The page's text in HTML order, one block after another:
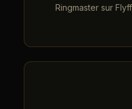
Ringmaster sur